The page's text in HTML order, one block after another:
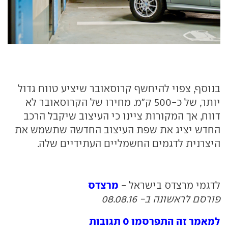
בנוסף, צפוי להיחשף קרוסאובר שיציע טווח גדול
יותר, של כ-500 ק"מ. מחירו של הקרוסאובר לא
דווח, אך המקורות ציינו כי העיצוב שיקבל הרכב
החדש יציג את שפת העיצוב החדשה שתשמש את
היצרנית לדגמים החשמליים העתידיים שלה.
לדגמי מרצדס בישראל - מרצדס
פורסם לראשונה ב- 08.08.16
למאמר זה התפרסמו 0 תגובות